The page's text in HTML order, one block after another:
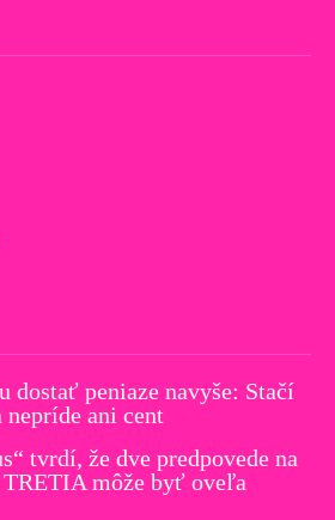
dostať peniaze navyše: Stačí
nepríde ani cent
tvrdí, že dve predpovede na
môže byť oveľa